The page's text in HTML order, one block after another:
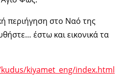
περιήγηση στο Ναό της
έστω και εικονικά τα
kiyamet_eng/index.html